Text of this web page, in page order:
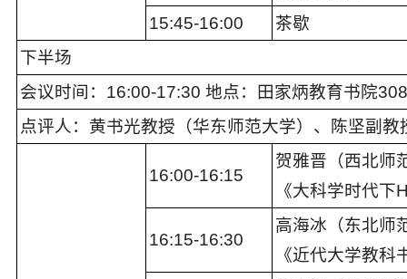
15:45-16:00
茶歇
下半场
会议时间：16:00-17:30 地点：
田家炳教育书院308
点评人： 黄书光教授（华东师范大学）、 陈坚副教
16:00-16:15
贺雅晋（西北师
《大科学时代
16:15-16:30
高海冰（东北师
《近代大学教